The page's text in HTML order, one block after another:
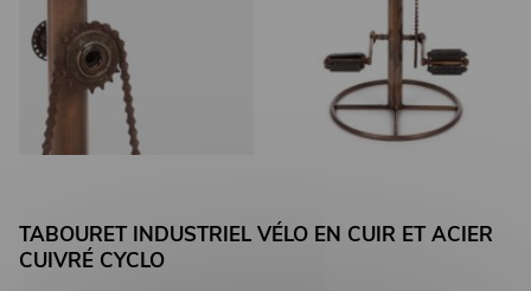
TABOURET INDUSTRIEL VÉLO EN CUIR ET ACIER
CUIVRÉ CYCLO